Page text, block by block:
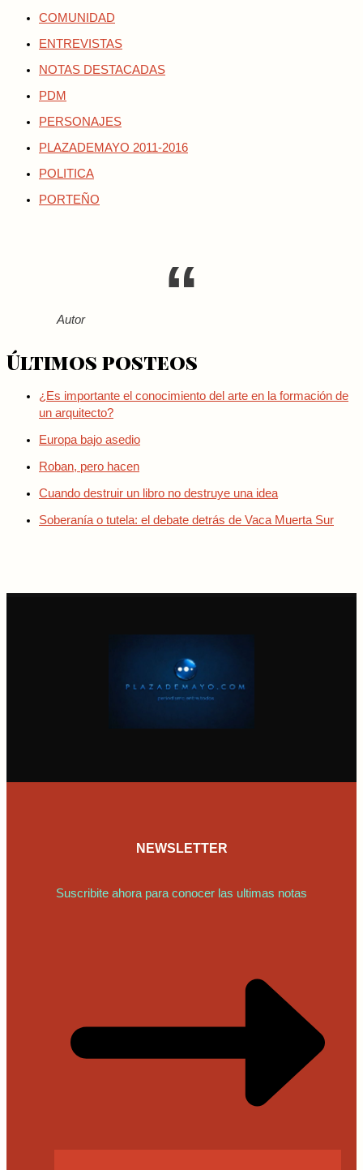
COMUNIDAD
ENTREVISTAS
NOTAS DESTACADAS
PDM
PERSONAJES
PLAZADEMAYO 2011-2016
POLITICA
PORTEÑO
Autor
Últimos posteos
¿Es importante el conocimiento del arte en la formación de
un arquitecto?
Europa bajo asedio
Roban, pero hacen
Cuando destruir un libro no destruye una idea
Soberanía o tutela: el debate detrás de Vaca Muerta Sur
NEWSLETTER
Suscribite ahora para conocer las ultimas notas